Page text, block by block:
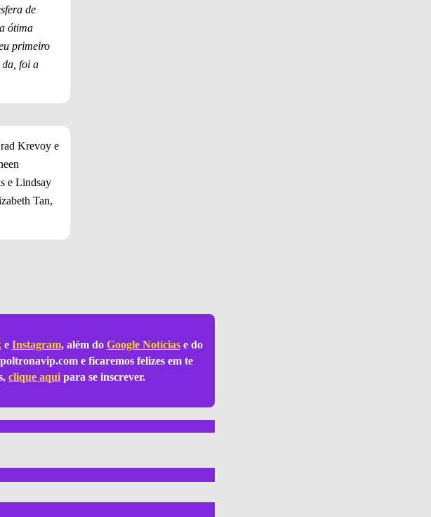
de
ótima
primeiro
foi a
Krevoy e
e Lindsay
Tan,
e Instagram, além do Google Notíciase do
e ficaremos felizes em te
clique aquipara se inscrever.